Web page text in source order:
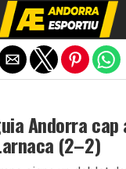
Andorra cap
(2–2)
Exit mobile version